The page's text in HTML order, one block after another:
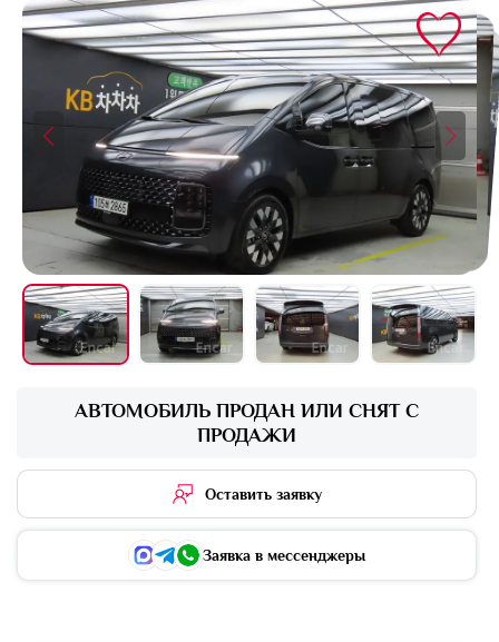
АВТОМОБИЛЬ ПРОДАН ИЛИ СНЯТ С
ПРОДАЖИ
Оставить заявку
Заявка в мессенджеры